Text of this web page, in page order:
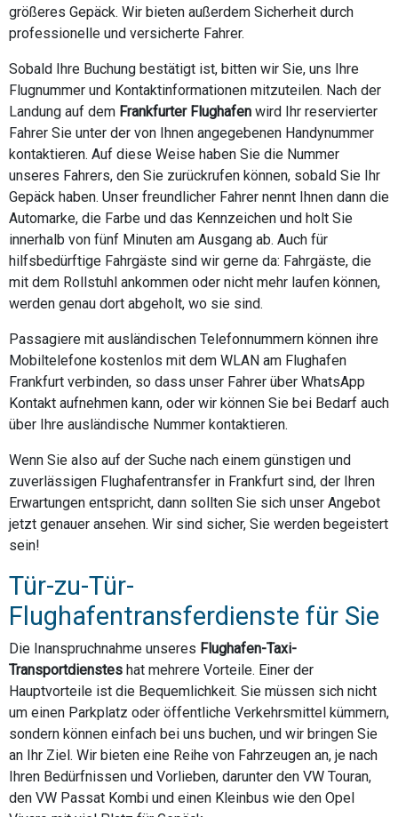
größeres Gepäck. Wir bieten außerdem Sicherheit durch
professionelle und versicherte Fahrer.
Sobald Ihre Buchung bestätigt ist, bitten wir Sie, uns Ihre
Flugnummer und Kontaktinformationen mitzuteilen. Nach der
Landung auf dem Frankfurter Flughafen wird Ihr reservierter
Fahrer Sie unter der von Ihnen angegebenen Handynummer
kontaktieren. Auf diese Weise haben Sie die Nummer
unseres Fahrers, den Sie zurückrufen können, sobald Sie Ihr
Gepäck haben. Unser freundlicher Fahrer nennt Ihnen dann die
Automarke, die Farbe und das Kennzeichen und holt Sie
innerhalb von fünf Minuten am Ausgang ab. Auch für
hilfsbedürftige Fahrgäste sind wir gerne da: Fahrgäste, die
mit dem Rollstuhl ankommen oder nicht mehr laufen können,
werden genau dort abgeholt, wo sie sind.
Passagiere mit ausländischen Telefonnummern können ihre
Mobiltelefone kostenlos mit dem WLAN am Flughafen
Frankfurt verbinden, so dass unser Fahrer über WhatsApp
Kontakt aufnehmen kann, oder wir können Sie bei Bedarf auch
über Ihre ausländische Nummer kontaktieren.
Wenn Sie also auf der Suche nach einem günstigen und
zuverlässigen Flughafentransfer in Frankfurt sind, der Ihren
Erwartungen entspricht, dann sollten Sie sich unser Angebot
jetzt genauer ansehen. Wir sind sicher, Sie werden begeistert
sein!
Tür-zu-Tür-
Flughafentransferdienste für Sie
Die Inanspruchnahme unseres Flughafen-Taxi-
Transportdienstes hat mehrere Vorteile. Einer der
Hauptvorteile ist die Bequemlichkeit. Sie müssen sich nicht
um einen Parkplatz oder öffentliche Verkehrsmittel kümmern,
sondern können einfach bei uns buchen, und wir bringen Sie
an Ihr Ziel. Wir bieten eine Reihe von Fahrzeugen an, je nach
Ihren Bedürfnissen und Vorlieben, darunter den VW Touran,
den VW Passat Kombi und einen Kleinbus wie den Opel